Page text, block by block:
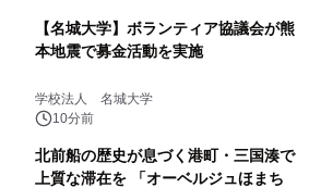
【名城大学】ボランティア協議会が熊
本地震で募金活動を実施
学校法人 名城大学
10分前
北前船の歴史が息づく港町・三国湊で
上質な滞在を 「オーベルジュほまち